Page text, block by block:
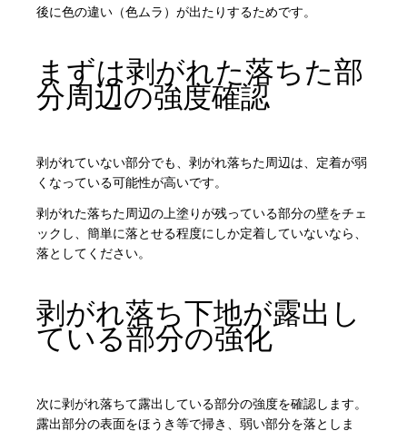
後に色の違い（色ムラ）が出たりするためです。
まずは剥がれた落ちた部
分周辺の強度確認
剥がれていない部分でも、剥がれ落ちた周辺は、定着が弱
くなっている可能性が高いです。
剥がれた落ちた周辺の上塗りが残っている部分の壁をチェ
ックし、簡単に落とせる程度にしか定着していないなら、
落としてください。
剥がれ落ち下地が露出し
ている部分の強化
次に剥がれ落ちて露出している部分の強度を確認します。
露出部分の表面をほうき等で掃き、弱い部分を落としま